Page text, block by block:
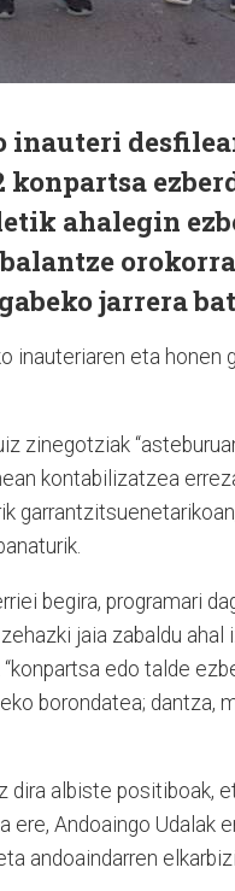
inauteri
konpartsa
ahalegin
jarrera
inauteriaren eta honen
zinegotziak
kontabilizatzea
begira, programari
jaia zabaldu
“konpartsa edo talde
borondatea; dantza,
dira albiste positiboak,
ere, Andoaingo Udalak
andoaindarren